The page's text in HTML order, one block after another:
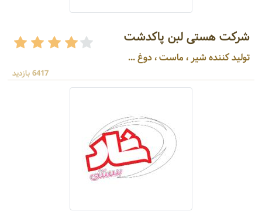
شرکت هستی لبن پاکدشت
تولید کننده شیر ، ماست ، دوغ ...
6417 بازدید